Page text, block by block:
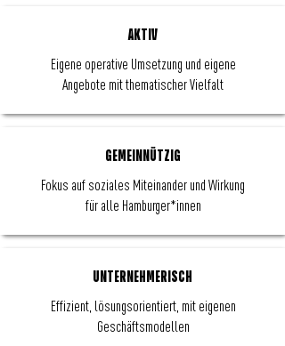
AKTIV
Eigene operative Umsetzung und eigene
Angebote mit thematischer Vielfalt
GEMEINNÜTZIG
Fokus auf soziales Miteinander und Wirkung
für alle Hamburger*innen
UNTERNEHMERISCH
Effizient, lösungsorientiert, mit eigenen
Geschäftsmodellen